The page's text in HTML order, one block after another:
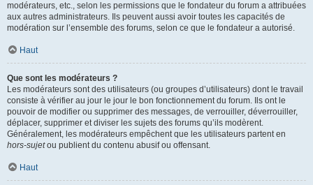
modérateurs, etc., selon les permissions que le fondateur du forum a attribuées
aux autres administrateurs. Ils peuvent aussi avoir toutes les capacités de
modération sur l’ensemble des forums, selon ce que le fondateur a autorisé.
Haut
Que sont les modérateurs ?
Les modérateurs sont des utilisateurs (ou groupes d’utilisateurs) dont le travail
consiste à vérifier au jour le jour le bon fonctionnement du forum. Ils ont le
pouvoir de modifier ou supprimer des messages, de verrouiller, déverrouiller,
déplacer, supprimer et diviser les sujets des forums qu’ils modèrent.
Généralement, les modérateurs empêchent que les utilisateurs partent en
hors-sujetou publient du contenu abusif ou offensant.
Haut